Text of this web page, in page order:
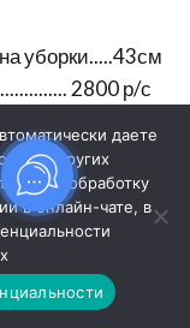
уборки.....43см
2800 р/с
Подробнее
даете
и других
на обработку
в онлайн-чате, в